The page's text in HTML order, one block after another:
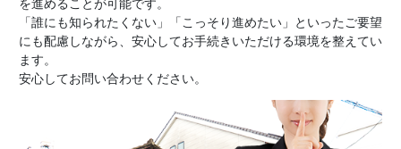
「誰にも知られたくない」「こっそり進めたい」といったご要望
にも配慮しながら、安心してお手続きいただける環境を整えてい
ます。
安心してお問い合わせください。